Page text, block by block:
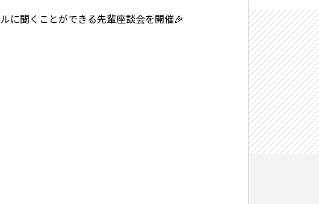
に聞くことができる先輩座談会を開催🎉